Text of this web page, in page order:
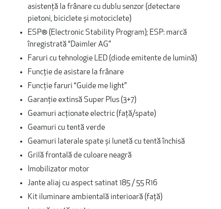
asistență la frânare cu dublu senzor (detectare
pietoni, biciclete și motociclete)
ESP® (Electronic Stability Program); ESP: marcă
înregistrată “Daimler AG”
Faruri cu tehnologie LED (diode emitente de lumină)
Funcţie de asistare la frânare
Funcție faruri “Guide me light”
Garanție extinsă Super Plus (3+7)
Geamuri acţionate electric (față/spate)
Geamuri cu tentă verde
Geamuri laterale spate și lunetă cu tentă închisă
Grilă frontală de culoare neagră
Imobilizator motor
Jante aliaj cu aspect satinat 185 / 55 R16
Kit iluminare ambientală interioară (față)